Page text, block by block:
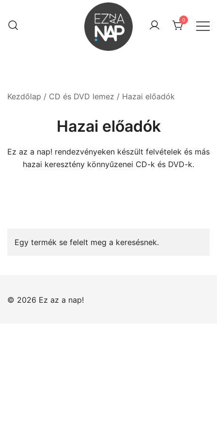
content
0
Kezdőlap / CD és DVD lemez / Hazai előadók
Hazai előadók
Ez az a nap! rendezvényeken készült felvételek és más
hazai keresztény könnyűzenei CD-k és DVD-k.
Egy termék se felelt meg a keresésnek.
© 2026 Ez az a nap!